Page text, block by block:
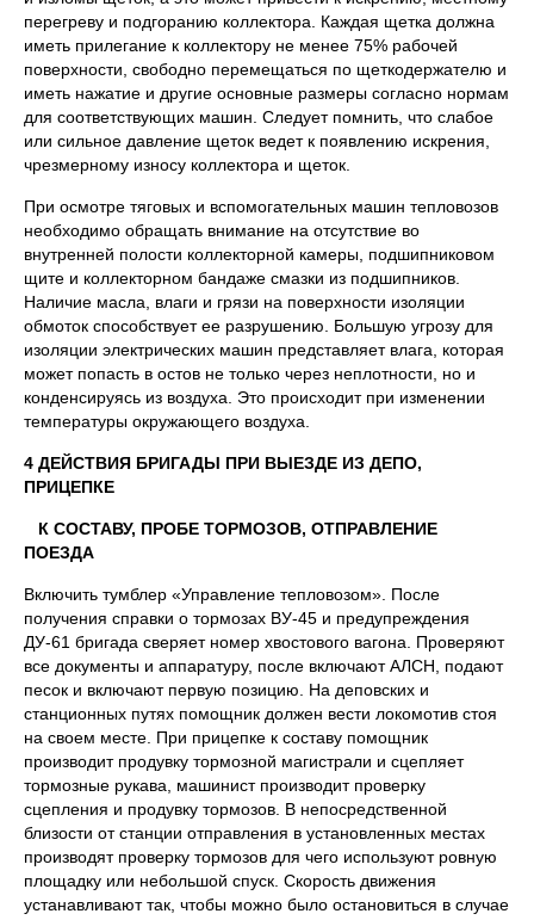
перегреву и подгоранию коллектора. Каждая щетка должна
иметь прилегание к коллектору не менее 75% рабочей
поверхности, свободно перемещаться по щеткодержателю и
иметь нажатие и другие основные размеры согласно нормам
для соответствующих машин. Следует помнить, что слабое
или сильное давление щеток ведет к появлению искрения,
чрезмерному износу коллектора и щеток.
При осмотре тяговых и вспомогательных машин тепловозов
необходимо обращать внимание на отсутствие во
внутренней полости коллекторной камеры, подшипниковом
щите и коллекторном бандаже смазки из подшипников.
Наличие масла, влаги и грязи на поверхности изоляции
обмоток способствует ее разрушению. Большую угрозу для
изоляции электрических машин представляет влага, которая
может попасть в остов не только через неплотности, но и
конденсируясь из воздуха. Это происходит при изменении
температуры окружающего воздуха.
4 ДЕЙСТВИЯ БРИГАДЫ ПРИ ВЫЕЗДЕ ИЗ ДЕПО,
ПРИЦЕПКЕ
К СОСТАВУ, ПРОБЕ ТОРМОЗОВ, ОТПРАВЛЕНИЕ
ПОЕЗДА
Включить тумблер «Управление тепловозом». После
получения справки о тормозах ВУ-45 и предупреждения
ДУ-61 бригада сверяет номер хвостового вагона. Проверяют
все документы и аппаратуру, после включают АЛСН, подают
песок и включают первую позицию. На деповских и
станционных путях помощник должен вести локомотив стоя
на своем месте. При прицепке к составу помощник
производит продувку тормозной магистрали и сцепляет
тормозные рукава, машинист производит проверку
сцепления и продувку тормозов. В непосредственной
близости от станции отправления в установленных местах
производят проверку тормозов для чего используют ровную
площадку или небольшой спуск. Скорость движения
устанавливают так, чтобы можно было остановиться в случае